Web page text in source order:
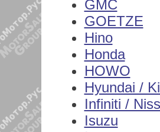
GMC
GOETZE
Hino
Honda
HOWO
Hyundai /
Infiniti /
Isuzu